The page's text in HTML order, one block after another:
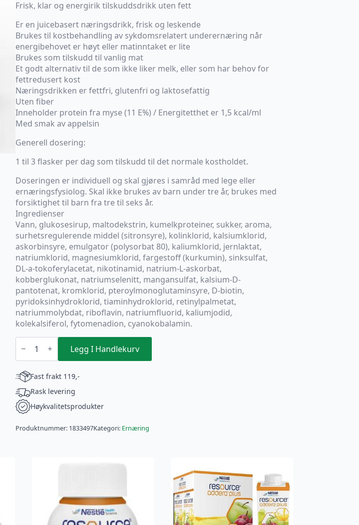
Frisk, klar og energirik tilskuddsdrikk uten fett
Er en juicebasert næringsdrikk, frisk og leskende
Brukes til kostbehandling av sykdomsrelatert underernæring når
energibehovet er høyt eller matinntaket er lite
Brukes som tilskudd til vanlig mat
Et godt alternativ til de som ikke liker melk, eller som har behov for
fettredusert kost
Næringsdrikken er fettfri, glutenfri og laktosefattig
Uten fiber
Inneholder protein fra myse (11 E%) / Energitetthet er 1,5 kcal/ml
Med smak av appelsin
Generell dosering:
1 til 3 flasker per dag som tilskudd til det normale kostholdet.
Doseringen er individuell og skal gjøres i samråd med lege eller
ernæringsfysiolog. Skal ikke brukes av barn under tre år, brukes med
forsiktighet til barn fra tre til seks år.
Ingredienser
Vann, glukosesirup, maltodekstrin, kumelkproteiner, sukker, aroma,
surhetsregulerende middel (sitronsyre), kolinklorid, kalsiumklorid,
askorbinsyre, emulgator (polysorbat 80), kaliumklorid, jernlaktat,
natriumklorid, magnesiumklorid, fargestoff (kurkumin), sinksulfat,
DL-a-tokoferylacetat, nikotinamid, natrium-L-askorbat,
kobberglukonat, natriumselenitt, mangansulfat, kalsium-D-
pantotenat, kromklorid, pteroylmonoglutaminsyre, D-biotin,
pyridoksinhydroklorid, tiaminhydroklorid, retinylpalmetat,
natriummolybdat, riboflavin, natriumfluorid, kaliumjodid,
kolekalsiferol, fytomenadion, cyanokobalamin.
NUTRIDRINK
JUICE
APPELSIN
4
STK
antall
Legg I Handlekurv
Fast frakt 119,-
Rask levering
Høykvalitetsprodukter
Produktnummer: 1833497Kategori: Ernæring